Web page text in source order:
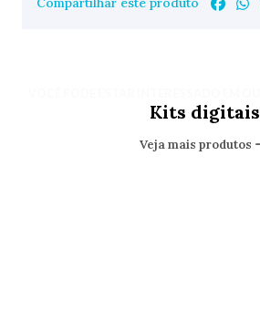
Kits digitais
Veja mais produtos